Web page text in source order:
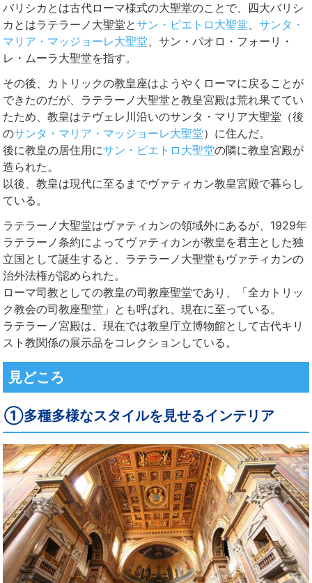
バリシカとは古代ローマ様式の大聖堂のことで、四大バリシ
カとはラテラーノ大聖堂とサン・ピエトロ大聖堂、 サンタ・
マリア・マッジョーレ大聖堂、サン・パオロ・フォーリ・
レ・ムーラ大聖堂を指す。
その後、カトリックの教皇座はようやくローマに戻ることが
できたのだが、ラテラーノ大聖堂と教皇宮殿は荒れ果ててい
たため、教皇はテヴェレ川沿いのサンタ・マリア大聖堂（後
のサンタ・マリア・マッジョーレ大聖堂）に住んだ。
後に教皇の居住用にサン・ピエトロ大聖堂の隣に教皇宮殿が
造られた。
以後、教皇は現代に至るまでヴァティカン教皇宮殿で暮らし
ている。
ラテラーノ大聖堂はヴァティカンの領域外にあるが、1929年
ラテラーノ条約によってヴァティカンが教皇を君主とした独
立国として誕生すると、ラテラーノ大聖堂もヴァティカンの
治外法権が認められた。
ローマ司教としての教皇の司教座聖堂であり、「全カトリッ
ク教会の司教座聖堂」とも呼ばれ、現在に至っている。
ラテラーノ宮殿は、現在では教皇庁立博物館として古代キリ
スト教関係の展示品をコレクションしている。
見どころ
①多種多様なスタイルを見せるインテリア